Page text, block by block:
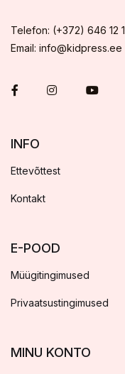
Telefon: (+372) 646 12
Email: info@kidpress.ee
INFO
Ettevõttest
Kontakt
E-POOD
Müügitingimused
Privaatsustingimused
MINU KONTO